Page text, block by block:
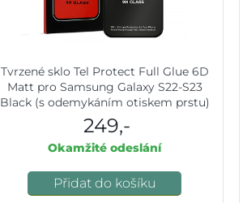
Tvrzené sklo Tel Protect Full Glue 6D
Matt pro Samsung Galaxy S22-S23
Black (s odemykáním otiskem prstu)
249,-
Okamžité odeslání
Přidat do košíku